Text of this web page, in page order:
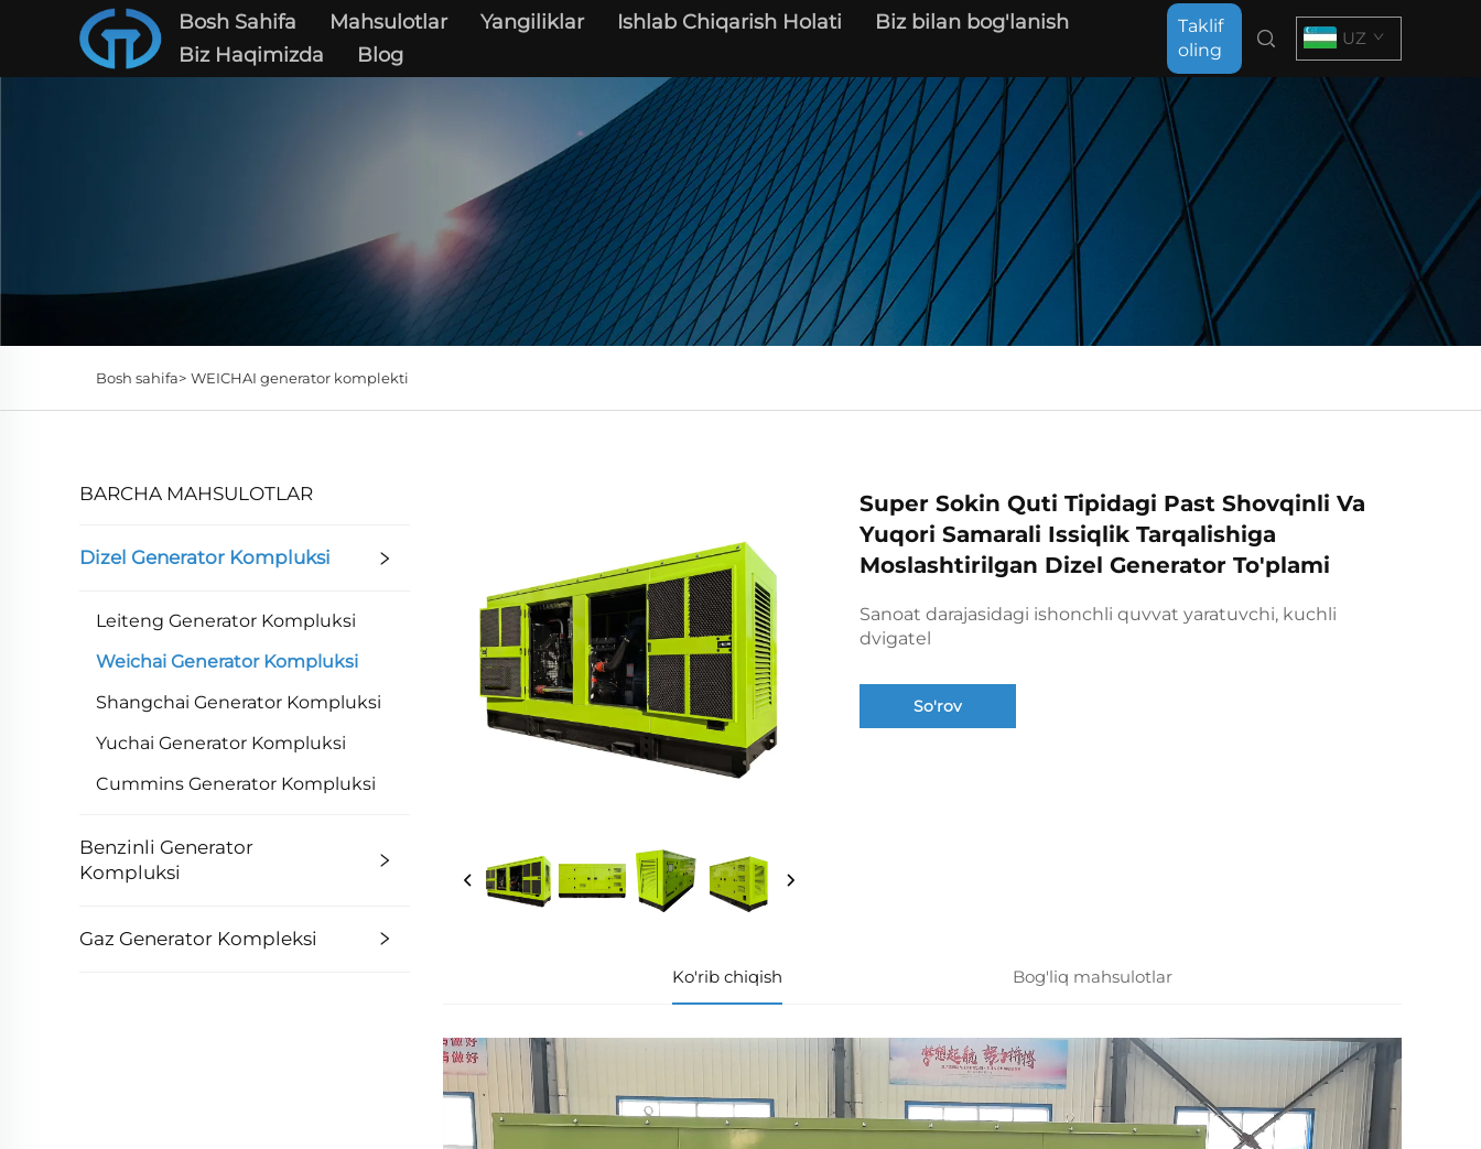
Bosh Sahifa Mahsulotlar Yangiliklar Ishlab Chiqarish Holati
Biz bilan bog'lanish
Biz Haqimizda
Blog
Taklif
oling
UZ
Bosh sahifa> WEICHAI generator komplekti
BARCHA MAHSULOTLAR
Dizel Generator Kompluksi
Leiteng Generator Kompluksi
Weichai Generator Kompluksi
Shangchai Generator Kompluksi
Yuchai Generator Kompluksi
Cummins Generator Kompluksi
Benzinli Generator
Kompluksi
Gaz Generator Kompleksi
Super Sokin Quti Tipidagi Past Shovqinli Va
Yuqori Samarali Issiqlik Tarqalishiga
Moslashtirilgan Dizel Generator To'plami
Sanoat darajasidagi ishonchli quvvat yaratuvchi, kuchli
dvigatel
So'rov
Ko'rib chiqish Bog'liq mahsulotlar